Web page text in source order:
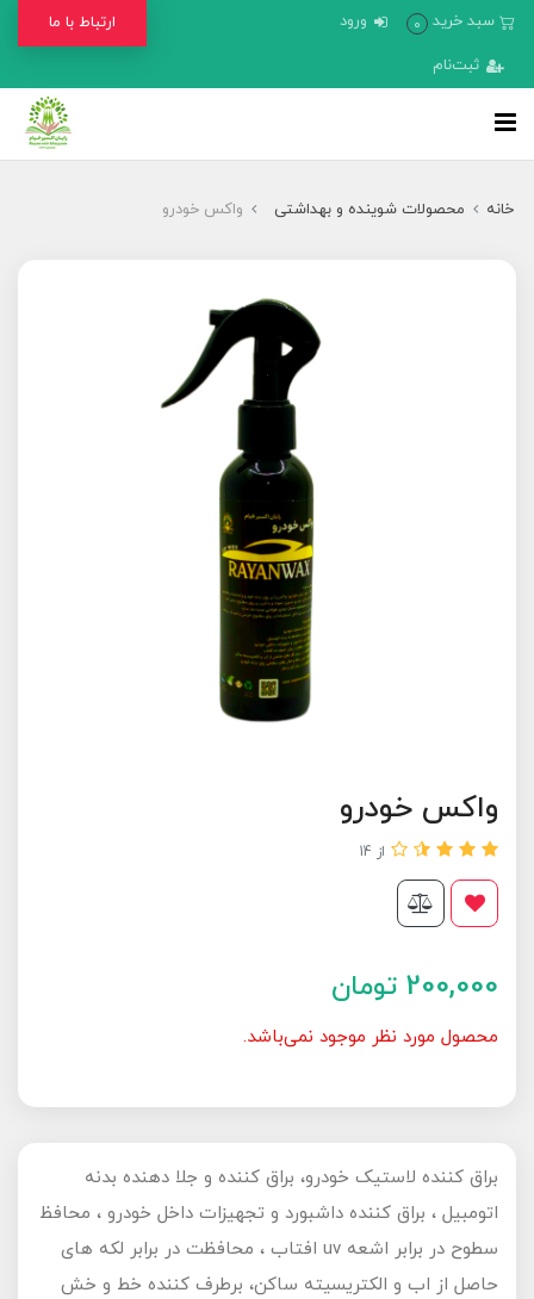
سبد خرید 0 ورود
ثبت‌نام
ارتباط با ما
خانه محصولات شوینده و بهداشتی واکس خودرو
واکس خودرو
از 14
200,000 تومان
محصول مورد نظر موجود نمی‌باشد.
براق کننده لاستیک خودرو، براق کننده و جلا دهنده بدنه
اتومبیل ، براق کننده داشبورد و تجهیزات داخل خودرو ، محافظ
سطوح در برابر اشعه uv افتاب ، محافظت در برابر لکه های
حاصل از اب و الکتریسیته ساکن، برطرف کننده خط و خش